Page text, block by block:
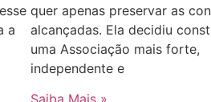
a
quer apenas preservar as
alcançadas. Ela decidiu
uma Associação mais forte,
independente e